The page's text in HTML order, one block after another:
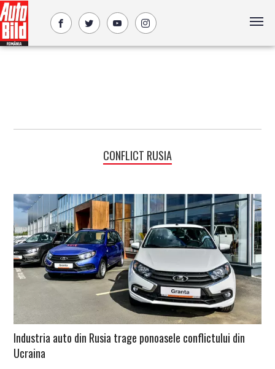
CONFLICT RUSIA
Industria auto din Rusia trage ponoasele conflictului din
Ucraina